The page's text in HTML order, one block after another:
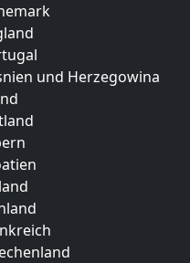
und Herzegowina